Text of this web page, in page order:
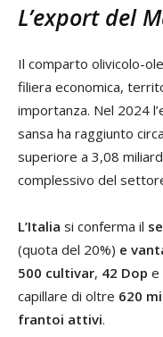
L’export del
Il comparto olivicolo-
filiera economica,
importanza. Nel 2024
sansa ha raggiunto
superiore a 3,08
complessivo del
L’Italia si conferma il
(quota del 20%) e
500 cultivar, 42 Dop e
capillare di oltre 620
frantoi attivi.